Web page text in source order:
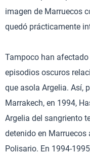
imagen de Marruecos
quedó prácticamente
Tampoco han
episodios oscuros
que asola Argelia. Así,
Marrakech, en 1994,
Argelia del sangriento
detenido en
Polisario. En 1994-